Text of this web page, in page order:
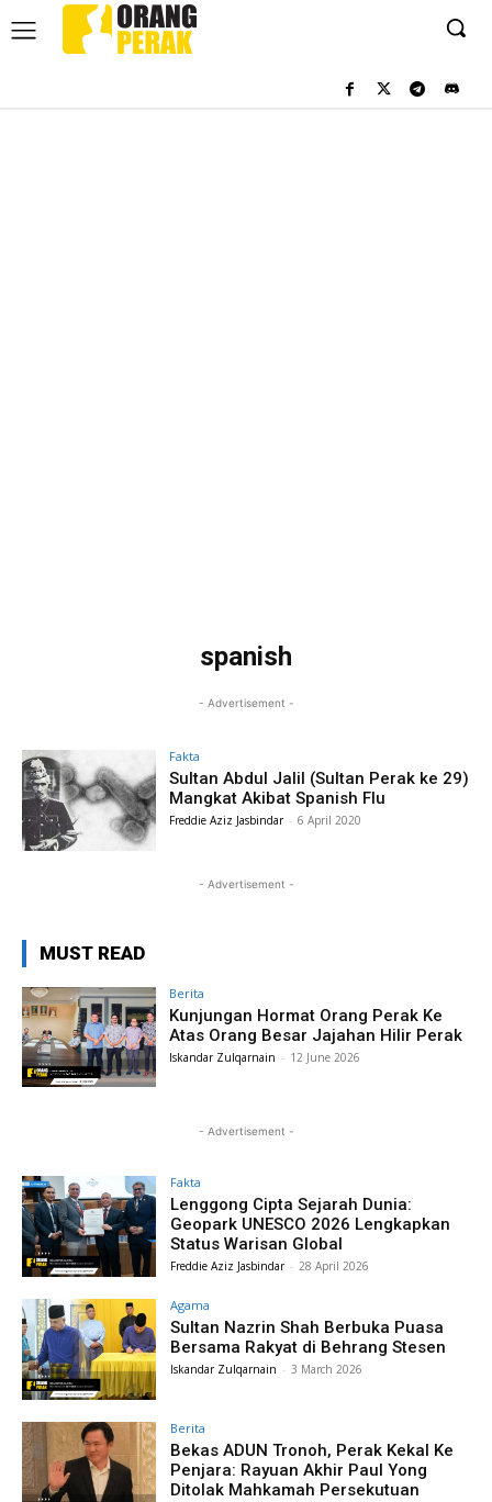
spanish
- Advertisement -
Fakta
Sultan Abdul Jalil (Sultan Perak ke 29)
Mangkat Akibat Spanish Flu
Freddie Aziz Jasbindar - 6 April 2020
- Advertisement -
MUST READ
Berita
Kunjungan Hormat Orang Perak Ke
Atas Orang Besar Jajahan Hilir Perak
Iskandar Zulqarnain - 12 June 2026
- Advertisement -
Fakta
Lenggong Cipta Sejarah Dunia:
Geopark UNESCO 2026 Lengkapkan
Status Warisan Global
Freddie Aziz Jasbindar - 28 April 2026
Agama
Sultan Nazrin Shah Berbuka Puasa
Bersama Rakyat di Behrang Stesen
Iskandar Zulqarnain - 3 March 2026
Berita
Bekas ADUN Tronoh, Perak Kekal Ke
Penjara: Rayuan Akhir Paul Yong
Ditolak Mahkamah Persekutuan